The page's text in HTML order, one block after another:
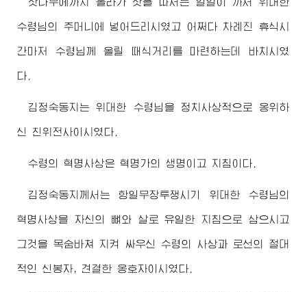
수령님 의 주머니에 넣어드리시였고 어쩌다 차례진 휴식시
간마저 수령님 께 올릴 때식거리를 마련하는데 바치시였
다.
김정숙동지 는위대한 수령님 을 정치사상적으로 옹위하
신 친위전사이시였다.
수령 의 혁명사상은 혁명가의 생명이고 지침이다.
김정숙동지 께서는 항일무장투쟁시기 위대한 수령님의
혁명사상을 자신의 뼈와 살로 유일한 지침으로 삼으시고
그것을 목숨바쳐 지켜 싸우신 수령의 사상과 로선의 절대
적인 신봉자, 견결한 옹호자이시였다.